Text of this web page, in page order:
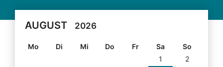
AUGUST 2026
Mo Di Mi Do Fr Sa
So
1
2